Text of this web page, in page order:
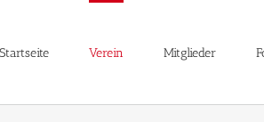
Startseite Verein Mitglieder